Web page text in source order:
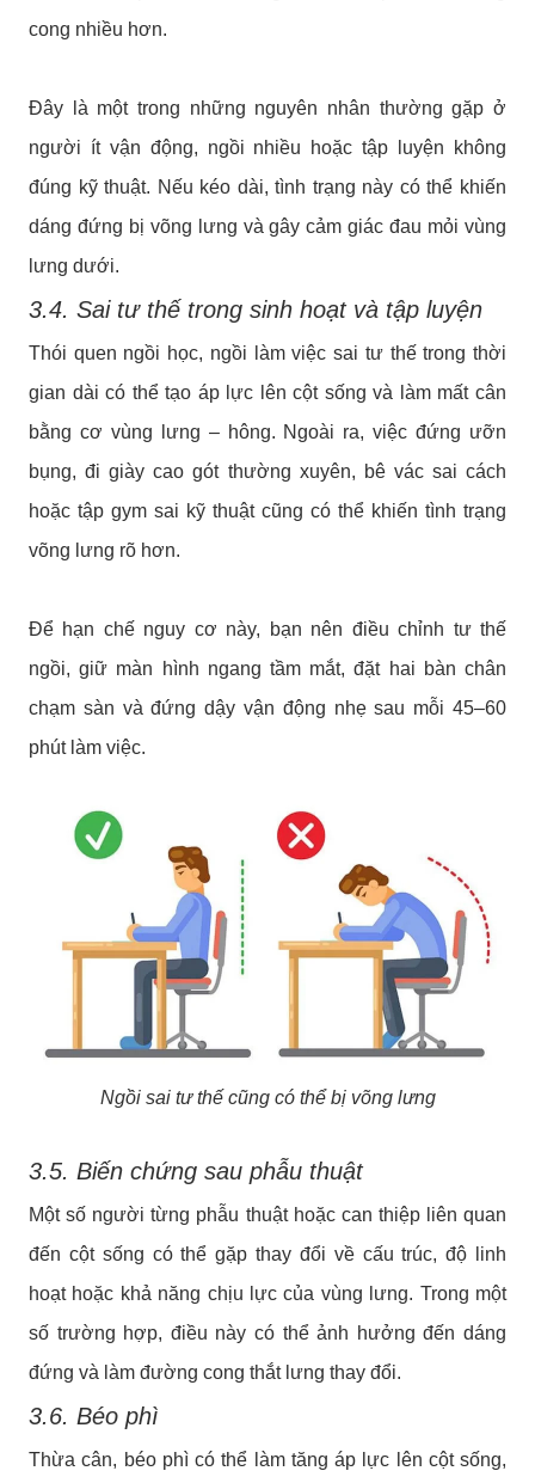
cong nhiều hơn.
Đây là một trong những nguyên nhân thường gặp ở
người ít vận động, ngồi nhiều hoặc tập luyện không
đúng kỹ thuật. Nếu kéo dài, tình trạng này có thể khiến
dáng đứng bị võng lưng và gây cảm giác đau mỏi vùng
lưng dưới.
3.4. Sai tư thế trong sinh hoạt và tập luyện
Thói quen ngồi học, ngồi làm việc sai tư thế trong thời
gian dài có thể tạo áp lực lên cột sống và làm mất cân
bằng cơ vùng lưng – hông. Ngoài ra, việc đứng ưỡn
bụng, đi giày cao gót thường xuyên, bê vác sai cách
hoặc tập gym sai kỹ thuật cũng có thể khiến tình trạng
võng lưng rõ hơn.
Để hạn chế nguy cơ này, bạn nên điều chỉnh tư thế
ngồi, giữ màn hình ngang tầm mắt, đặt hai bàn chân
chạm sàn và đứng dậy vận động nhẹ sau mỗi 45–60
phút làm việc.
Ngồi sai tư thế cũng có thể bị võng lưng
3.5. Biến chứng sau phẫu thuật
Một số người từng phẫu thuật hoặc can thiệp liên quan
đến cột sống có thể gặp thay đổi về cấu trúc, độ linh
hoạt hoặc khả năng chịu lực của vùng lưng. Trong một
số trường hợp, điều này có thể ảnh hưởng đến dáng
đứng và làm đường cong thắt lưng thay đổi.
3.6. Béo phì
Thừa cân, béo phì có thể làm tăng áp lực lên cột sống,